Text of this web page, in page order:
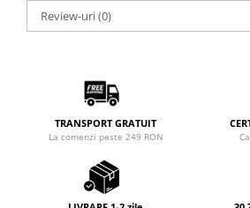
BRĂȚĂRI CU PIETRE SEMIPREȚIOASE
Brățări din Aur cu pietre
semiprețioase
semiprețioase
Brățări de picior din Aur
Brățări de picior din Argint
Review-uri(0)
TRANSPORT GRATUIT
La comenzi peste 249 RON